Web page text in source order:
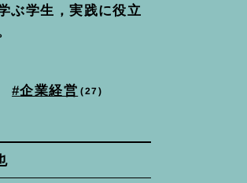
ぶ学生，実践に役立
企業経営 27